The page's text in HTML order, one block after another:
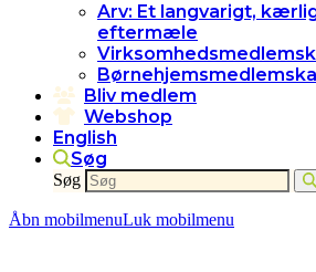
Arv: Et langvarigt,
eftermæle
Bliv medlem
Webshop
English
Søg
Søg
Åbn mobilmenuLuk mobilmenu